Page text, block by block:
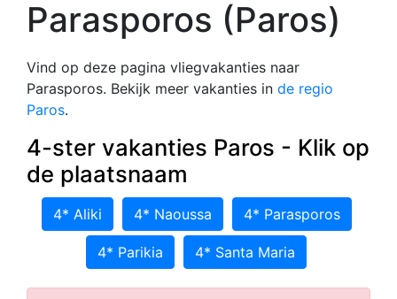
Parasporos (Paros)
Vind op deze pagina vliegvakanties naar
Parasporos. Bekijk meer vakanties in de regio
Paros.
4-ster vakanties Paros - Klik op
de plaatsnaam
4* Aliki 4* Naoussa 4* Parasporos
4* Parikia 4* Santa Maria